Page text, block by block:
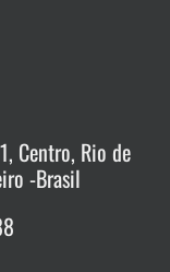
Centro, Rio de
-Brasil